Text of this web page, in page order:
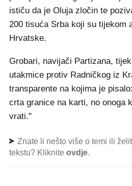
ističu da je Oluja zločin te
200 tisuća Srba koji su tijekom
Hrvatske.
Grobari, navijači Partizana,
utakmice protiv Radničkog iz
transparente na kojima je
crta granice na karti, no onoga
vrati."
Znate li nešto više o temi ili
tekstu? Kliknite ovdje.